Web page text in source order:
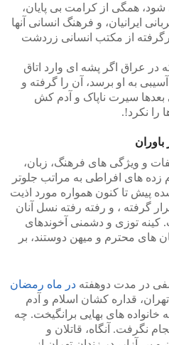
همگی از کرامت بی پایان،
ایرانیان، و فرهنگ انسانی آنها
برگرفته از مکتب انسانی زردشت
در عراق اگر پشه ای وارد اتاق
به او برسد، آن را گرفته و
سیرت ناپاک و آدم کش
را نکرد!.
و ویژگی های فرهنگ، زبان،
زده های افراطی به مراتب جلوتر
سده پیش تا کنون همواره مورد اذیت
گرفته ، و رفته رفته نسل آنان
کینه توزی و دشمنی آخوندهای
های محترم و میهن دوستند، بر
در مدت دوهفته در ماه رمضان
تهران، قداره کشان اسلام و آدم
های بهایی برانگیخت. چه
نگرفت. آنگاه، قاتلان و